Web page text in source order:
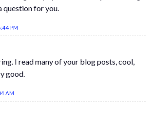
question for you.
PM
I read many of your blog posts, cool,
good.
AM